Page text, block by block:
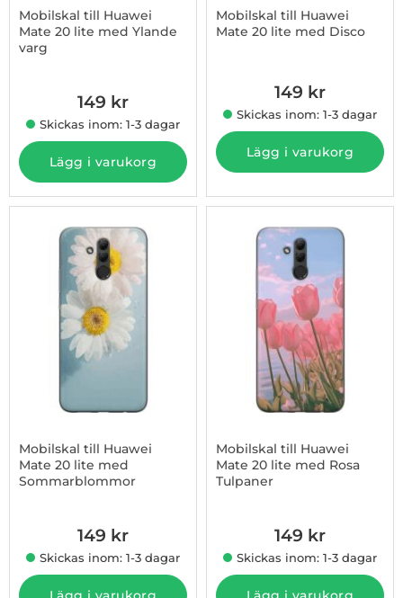
Mobilskal till Huawei
Mate 20 lite med Ylande
varg
149 kr
Skickas inom: 1-3 dagar
Lägg i varukorg
Mobilskal till Huawei
Mate 20 lite med Disco
149 kr
Skickas inom: 1-3 dagar
Lägg i varukorg
Mobilskal till Huawei
Mate 20 lite med
Sommarblommor
149 kr
Skickas inom: 1-3 dagar
Mobilskal till Huawei
Mate 20 lite med Rosa
Tulpaner
149 kr
Skickas inom: 1-3 dagar